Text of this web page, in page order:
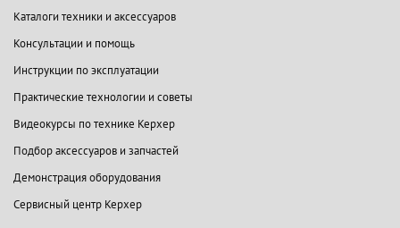
Каталоги техники и аксессуаров
Консультации и помощь
Инструкции по эксплуатации
Практические технологии и советы
Видеокурсы по технике Керхер
Подбор аксессуаров и запчастей
Демонстрация оборудования
Сервисный центр Керхер